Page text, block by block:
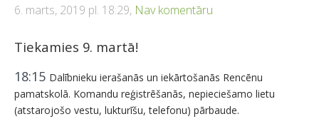
6. marts, 2019 pl. 18:29, Nav komentāru
Tiekamies 9. martā!
18:15 Dalībnieku ierašanās un iekārtošanās Rencēnu
pamatskolā. Komandu reģistrēšanās, nepieciešamo lietu
(atstarojošo vestu, lukturīšu, telefonu) pārbaude.